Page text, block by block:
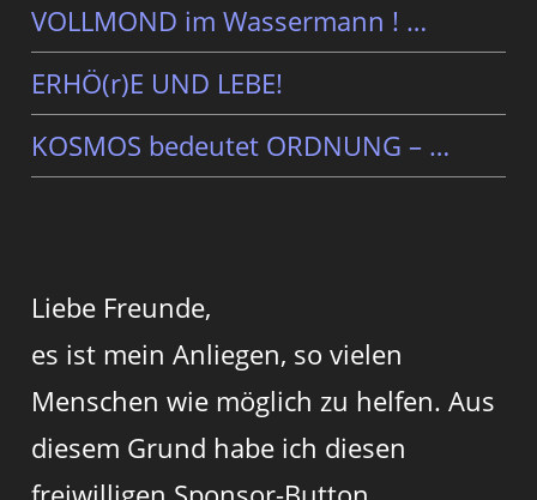
VOLLMOND im Wassermann ! …
ERHÖ(r)E UND LEBE!
KOSMOS bedeutet ORDNUNG – …
Liebe Freunde,
es ist mein Anliegen, so vielen
Menschen wie möglich zu helfen. Aus
diesem Grund habe ich diesen